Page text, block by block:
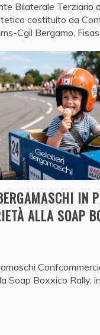
Bilaterale Terziario
costituito da
Cgil Bergamo,
IN
ALLA SOAP
Soap Boxxico Rally,